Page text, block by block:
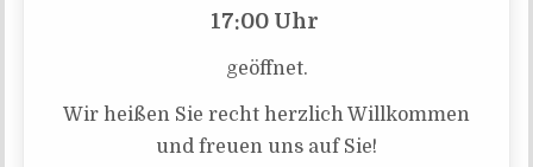
17:00 Uhr
geöff­net.
Wir hei­ßen Sie recht herz­lich Will­kom­men
und freu­en uns auf Sie!